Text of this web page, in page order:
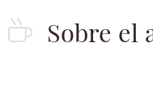
Sobre el